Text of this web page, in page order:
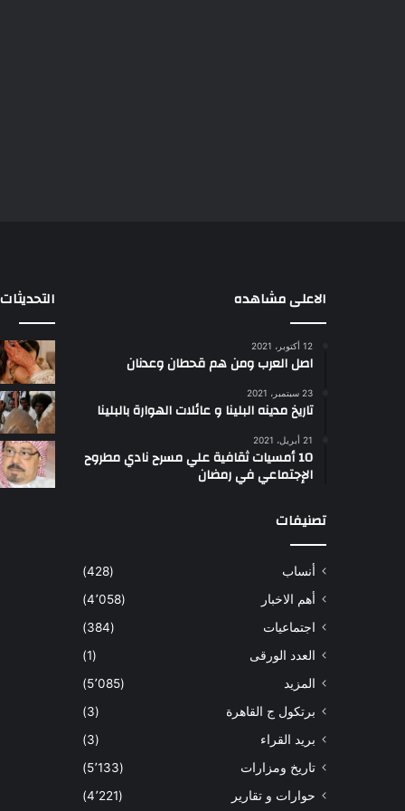
الاعلى مشاهده
12 أكتوبر، 2021
اصل العرب ومن هم قحطان وعدنان
23 سبتمبر، 2021
تاريخ مدينه البلينا و عائلات الهوارة بالبلينا
21 أبريل، 2021
10 أمسيات ثقافية علي مسرح نادي مطروح
الإجتماعي في رمضان
تصنيفات
أنساب
(428)
أهم الاخبار
(4٬058)
اجتماعيات
(384)
العدد الورقى
(1)
المزيد
(5٬085)
برتكول ج القاهرة
(3)
بريد القراء
(3)
تاريخ ومزارات
(5٬133)
حوارات و تقارير
(4٬221)
التحديثات